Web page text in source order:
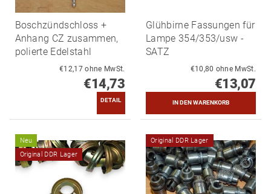
Boschzündschloss +
Anhang CZ zusammen,
polierte Edelstahl
€12,17 ohne MwSt.
€14,73
DETAIL
Glühbirne Fassungen für
Lampe 354/353/usw -
SATZ
€10,80 ohne MwSt.
€13,07
Neu
Original DDR Lager
Original DDR Lager